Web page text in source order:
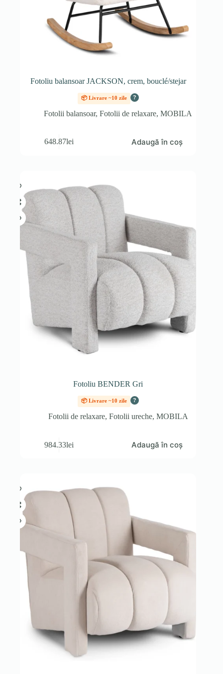
Fotoliu balansoar JACKSON, crem, bouclé/stejar
📦 Livrare ~10 zile ?
Fotolii balansoar,Fotolii de relaxare,MOBILA
648.87lei Adaugă în coș
Fotoliu BENDER Gri
📦 Livrare ~10 zile ?
Fotolii de relaxare, Fotolii ureche, MOBILA
984.33lei Adaugă în coș